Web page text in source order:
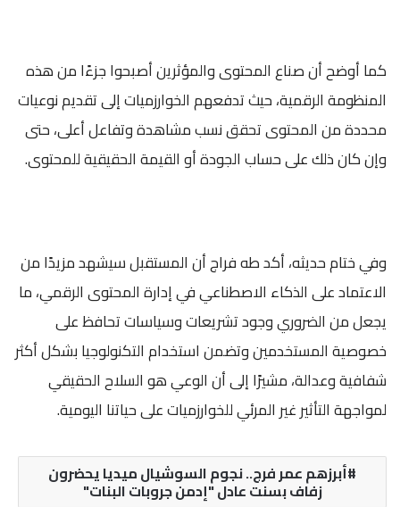
كما أوضح أن صناع المحتوى والمؤثرين أصبحوا جزءًا من هذه
المنظومة الرقمية، حيث تدفعهم الخوارزميات إلى تقديم نوعيات
محددة من المحتوى تحقق نسب مشاهدة وتفاعل أعلى، حتى
وإن كان ذلك على حساب الجودة أو القيمة الحقيقية للمحتوى.
وفي ختام حديثه، أكد طه فراج أن المستقبل سيشهد مزيدًا من
الاعتماد على الذكاء الاصطناعي في إدارة المحتوى الرقمي، ما
يجعل من الضروري وجود تشريعات وسياسات تحافظ على
خصوصية المستخدمين وتضمن استخدام التكنولوجيا بشكل أكثر
شفافية وعدالة، مشيرًا إلى أن الوعي هو السلاح الحقيقي
لمواجهة التأثير غير المرئي للخوارزميات على حياتنا اليومية.
أبرزهم عمر فرج.. نجوم السوشيال ميديا يحضرون
زفاف بسنت عادل "إدمن جروبات البنات"